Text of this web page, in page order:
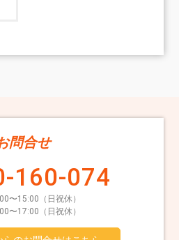
問合せ
160-074
〜15:00（日祝休）
〜17:00（日祝休）